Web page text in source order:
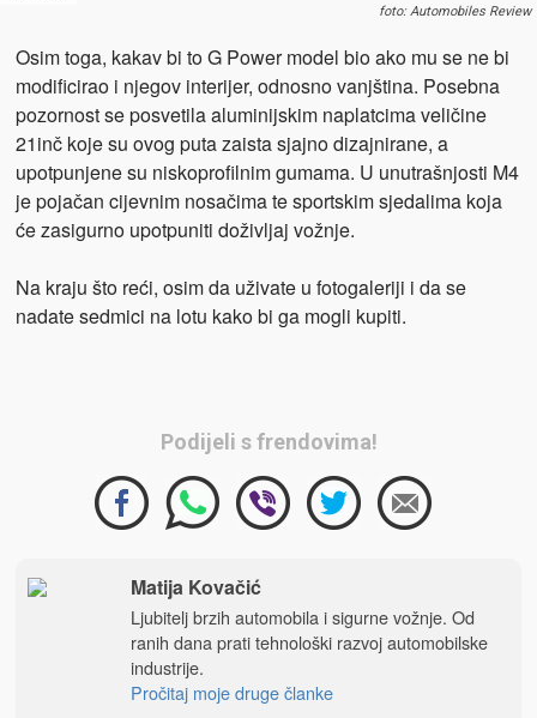
foto: Automobiles Review
Osim toga, kakav bi to G Power model bio ako mu se ne bi
modificirao i njegov interijer, odnosno vanjština. Posebna
pozornost se posvetila aluminijskim naplatcima veličine
21inč koje su ovog puta zaista sjajno dizajnirane, a
upotpunjene su niskoprofilnim gumama. U unutrašnjosti M4
je pojačan cijevnim nosačima te sportskim sjedalima koja
će zasigurno upotpuniti doživljaj vožnje.
Na kraju što reći, osim da uživate u fotogaleriji i da se
nadate sedmici na lotu kako bi ga mogli kupiti.
Podijeli s frendovima!
Matija Kovačić
Ljubitelj brzih automobila i sigurne vožnje. Od
ranih dana prati tehnološki razvoj automobilske
industrije.
Pročitaj moje druge članke